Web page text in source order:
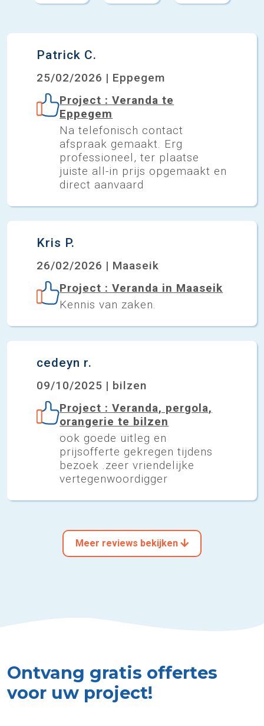
Patrick C.
25/02/2026 | Eppegem
Project : Veranda te
Eppegem
Na telefonisch contact
afspraak gemaakt. Erg
professioneel, ter plaatse
juiste all-in prijs opgemaakt en
direct aanvaard
Kris P.
26/02/2026 | Maaseik
Project : Veranda in Maaseik
Kennis van zaken.
cedeyn r.
09/10/2025 | bilzen
Project : Veranda, pergola,
orangerie te bilzen
ook goede uitleg en
prijsofferte gekregen tijdens
bezoek .zeer vriendelijke
vertegenwoordigger
Meer reviews bekijken
Ontvang gratis offertes
voor uw project!